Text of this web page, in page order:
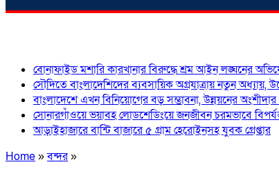
বোনাফাইড মশারি কারখানার বিরুদ্ধে শ্রম আইন লঙ্ঘনের
সৌদিতে বাংলাদেশিদের ব্যবসায়িক অগ্রযাত্রায় নতুন অধ্যায়,
বাংলাদেশে এখন বিনিয়োগের বড় সম্ভাবনা, উন্নয়নের
সোনারগাঁওয়ে ভয়াবহ লোডশেডিংয়ে জনজীবন চরমভাবে
আড়াইহাজারে বান্টি বাজারে ৫ গ্রাম হেরোইনসহ যুবক গ্রেপ্তার
Home»বন্দর»